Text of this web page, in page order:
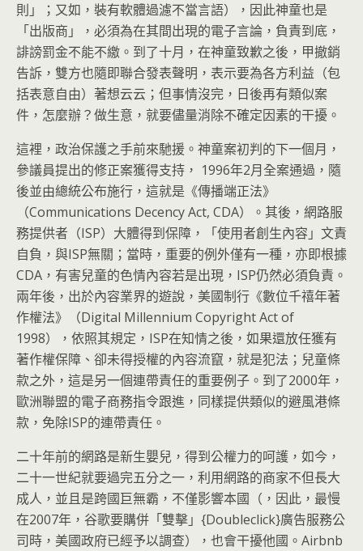
則」；又如，裝有軟體過濾不當言語），因此神童也是
「出版商」，必須為在其間出現的電子言論，負責到底，
誹謗罰金不能不繳。到了十月，在神童致歉之後，甲撤銷
告訴，雙方也隨即聯合發表聲明，表示要為各方利益（包
括表意自由）著想云云；但事情沒完，日後再有類似案
件，怎麼辦？做生意，就要儘量消除不確定因素的干擾。
這裡，政治保護之手前來馳援。神童案初判的下一個月，
參議員提出的修正案獲得支持， 1996年2月全案通過，隨
後並由總統公布施行，這就是《傳播端正法》
（Communications Decency Act, CDA）。其後，網路服
務提供者（ISP）大體得到保障，「使用者創生內容」文責
自負，與ISP無關；當時，重要的例外僅有一種，亦即根據
CDA，有害兒童的色情內容若是出現，ISP仍然必須負責。
兩年後，出於內容業界的遊說，美國制行《數位千禧年著
作權法》（Digital Millennium Copyright Act of
1998），依照其規定，ISP在知情之後，如果還放任獲有
著作權保障、卻未得授權的內容流竄，就是犯法；兒童條
款之外，這是另一個連帶責任的重要例子。到了2000年，
歐洲聯盟的電子商務指令跟進，同樣提供類似的避風港條
款，免除ISP的連帶責任。
二十年前的網路是新生嬰兒，得到公權力的呵護，如今，
二十一世紀就要過完五分之一，利用網路的商家不但長大
成人，並且是跨國巨無霸，不僅影響本國（，因此，最慢
在2007年，谷歌要購併「雙擊」{Doubleclick}廣告服務公
司時，美國政府已經予以調查），也會干擾他國。Airbnb